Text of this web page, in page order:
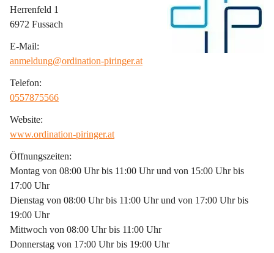
Herrenfeld 1
6972 Fussach
E-Mail:
anmeldung@ordination-piringer.at
Telefon:
0557875566
Website:
www.ordination-piringer.at
Öffnungszeiten:
Montag von 08:00 Uhr bis 11:00 Uhr und von 15:00 Uhr bis
17:00 Uhr
Dienstag von 08:00 Uhr bis 11:00 Uhr und von 17:00 Uhr bis
19:00 Uhr
Mittwoch von 08:00 Uhr bis 11:00 Uhr
Donnerstag von 17:00 Uhr bis 19:00 Uhr